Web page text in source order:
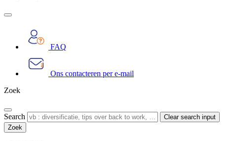
FAQ
Ons contacteren per e-mail
Zoek
Search Clear search input